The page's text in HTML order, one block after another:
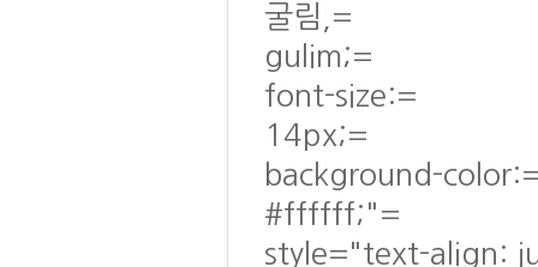
굴림,=
gulim;=
font-size:=
14px;=
background-
#ffffff;"=
style="text-align: